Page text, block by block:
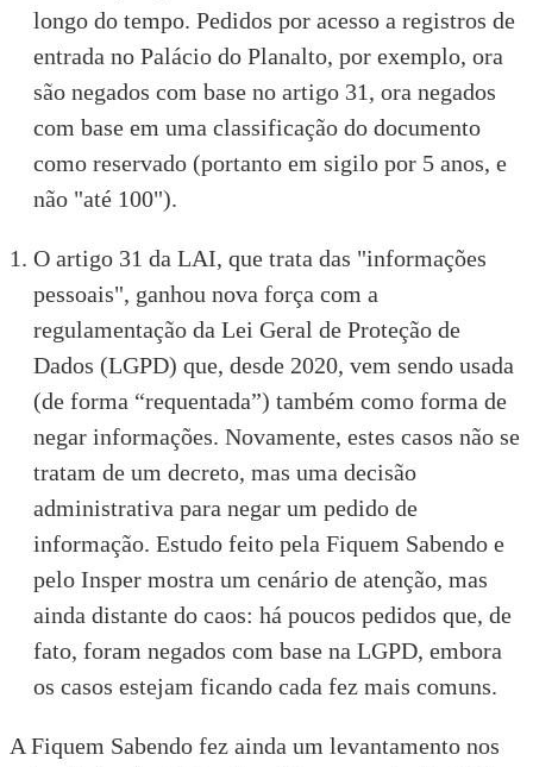
longo do tempo. Pedidos por acesso a registros de
entrada no Palácio do Planalto, por exemplo, ora
são negados com base no artigo 31, ora negados
com base em uma classificação do documento
como reservado (portanto em sigilo por 5 anos, e
não "até 100").
O artigo 31 da LAI, que trata das "informações
pessoais", ganhou nova força com a
regulamentação da Lei Geral de Proteção de
Dados (LGPD) que, desde 2020, vem sendo usada
(de forma “requentada”) também como forma de
negar informações. Novamente, estes casos não se
tratam de um decreto, mas uma decisão
administrativa para negar um pedido de
informação. Estudo feito pela Fiquem Sabendo e
pelo Insper mostra um cenário de atenção, mas
ainda distante do caos: há poucos pedidos que, de
fato, foram negados com base na LGPD, embora
os casos estejam ficando cada fez mais comuns.
A Fiquem Sabendo fez ainda um levantamento nos